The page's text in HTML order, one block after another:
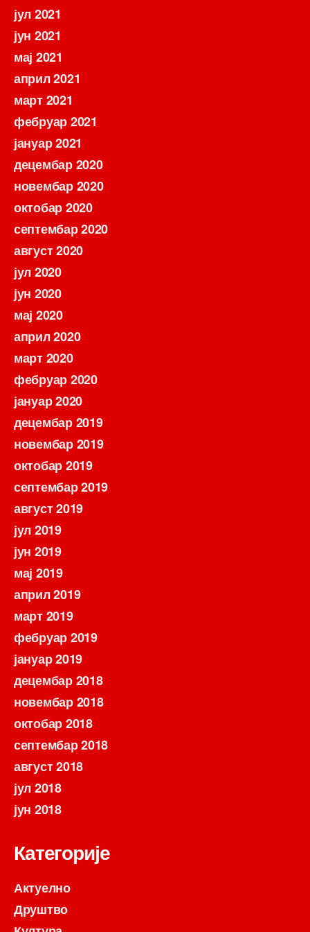
јул 2021
јун 2021
мај 2021
април 2021
март 2021
фебруар 2021
јануар 2021
децембар 2020
новембар 2020
октобар 2020
септембар 2020
август 2020
јул 2020
јун 2020
мај 2020
април 2020
март 2020
фебруар 2020
јануар 2020
децембар 2019
новембар 2019
октобар 2019
септембар 2019
август 2019
јул 2019
јун 2019
мај 2019
април 2019
март 2019
фебруар 2019
јануар 2019
децембар 2018
новембар 2018
октобар 2018
септембар 2018
август 2018
јул 2018
јун 2018
Категорије
Актуелно
Друштво